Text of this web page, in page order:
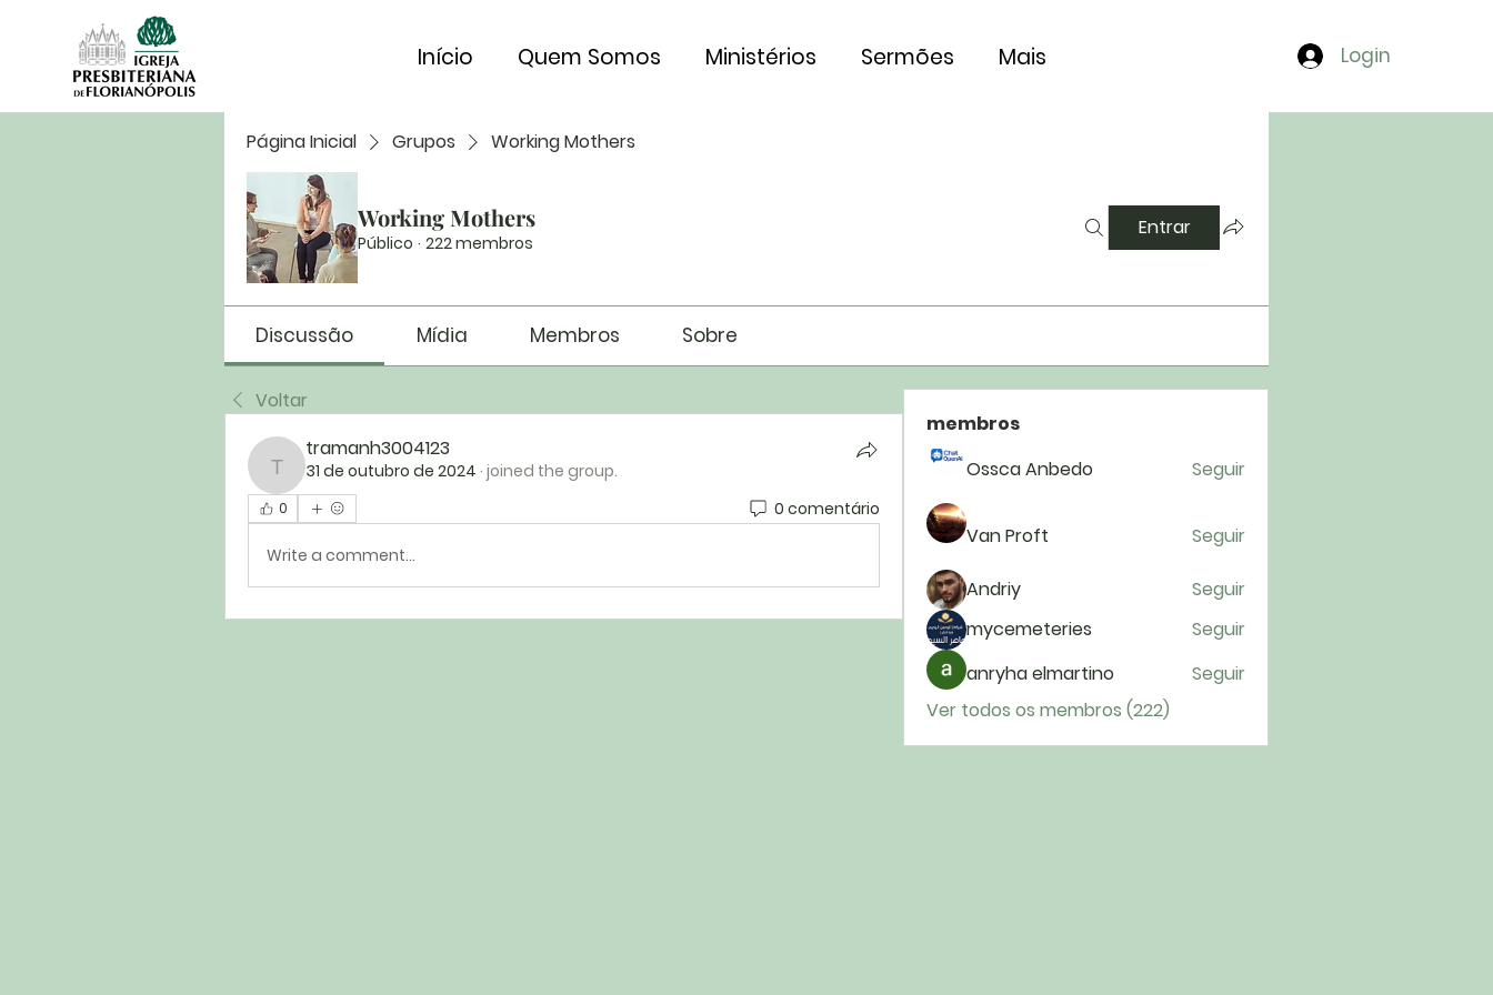
Início Quem Somos Ministérios Sermões Mais Login
Página Inicial Grupos Working Mothers
Working Mothers
Público · 222 membros
Entrar
Discussão Mídia Membros Sobre
Voltar
tramanh3004123
tramanh3004123
31 de outubro de 2024 · joined the group.
0 0 comentário
Write a comment...
membros
Ossca Anbedo
Seguir
Van Proft Seguir
Andriy
Seguir
mycemeteries
Seguir
anryha elmartino
Seguir
Ver todos os membros (222)